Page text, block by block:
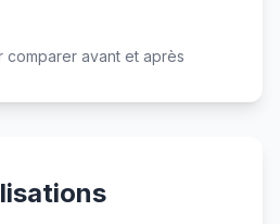
Après
comparer avant et après